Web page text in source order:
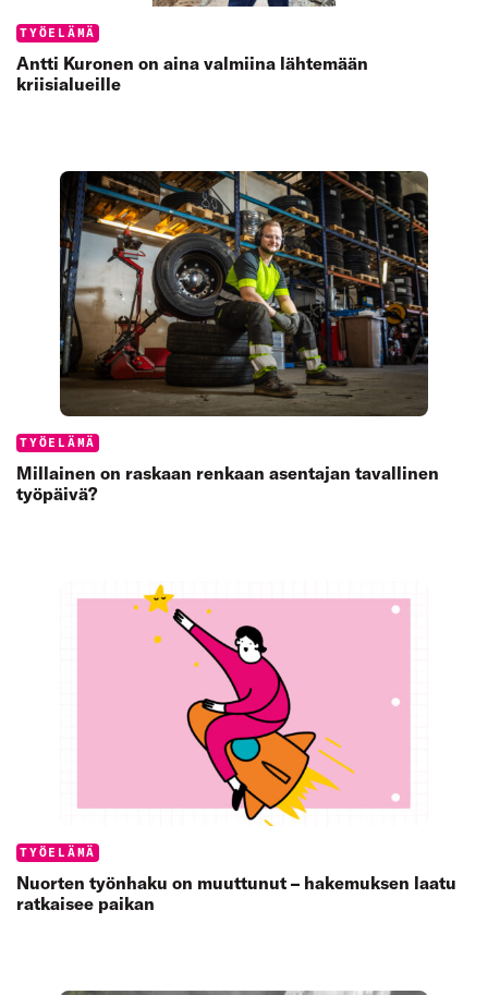
Categories:
TYÖELÄMÄ
Antti Kuronen on aina valmiina lähtemään
kriisialueille
Categories:
TYÖELÄMÄ
Millainen on raskaan renkaan asentajan tavallinen
työpäivä?
Categories:
TYÖELÄMÄ
Nuorten työnhaku on muuttunut – hakemuksen laatu
ratkaisee paikan